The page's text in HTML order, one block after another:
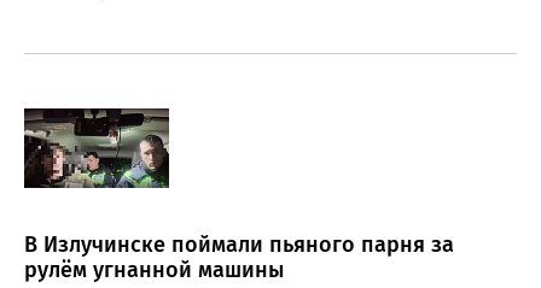
В Излучинске поймали пьяного парня за
рулём угнанной машины